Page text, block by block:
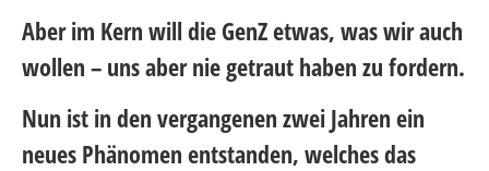
Aber im Kern will die GenZ etwas, was wir auch
wollen – uns aber nie getraut haben zu fordern.
Nun ist in den vergangenen zwei Jahren ein
neues Phänomen entstanden, welches das